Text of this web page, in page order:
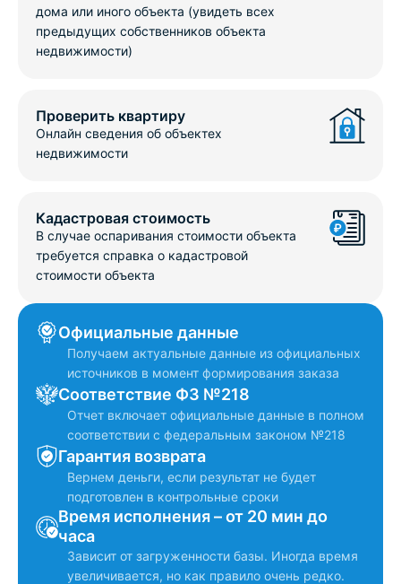
дома или иного объекта (увидеть всех
предыдущих собственников объекта
недвижимости)
Проверить квартиру
Онлайн сведения об объектех
недвижимости
Кадастровая стоимость
В случае оспаривания стоимости объекта
требуется справка о кадастровой
стоимости объекта
Официальные данные
Получаем актуальные данные из официальных
источников в момент формирования заказа
Соответствие ФЗ №218
Отчет включает официальные данные в полном
соответствии с федеральным законом №218
Гарантия возврата
Вернем деньги, если результат не будет
подготовлен в контрольные сроки
Время исполнения – от 20 мин до
часа
Зависит от загруженности базы. Иногда время
увеличивается, но как правило очень редко.